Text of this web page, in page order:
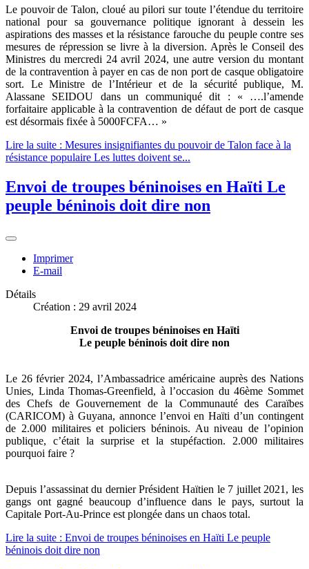
Le pouvoir de Talon, cloué au pilori sur toute l’étendue du territoire
national pour sa gouvernance politique ignorant à dessein les
aspirations des masses et la résistance farouche du peuple contre ses
mesures de répression se livre à la diversion. Après le Conseil des
Ministres du mercredi 24 avril 2024, une autre version du montant
de la contravention à payer en cas de non port de casque obligatoire
sort. Le Ministre de l’Intérieur et de la sécurité publique, M.
Alassane SEIDOU dans un communiqué dit : « ….l’amende
forfaitaire applicable à la contravention de défaut de port de casque
est désormais fixée à 5000FCFA… »
Lire la suite : Mesures insignifiantes du pouvoir de Talon face à la
résistance populaire Les luttes doivent se...
Envoi de troupes béninoises en Haïti Le
peuple béninois doit dire non
Imprimer
E-mail
Détails
Création : 29 avril 2024
Envoi de troupes béninoises en Haïti
Le peuple béninois doit dire non
Le 26 février 2024, l’Ambassadrice américaine auprès des Nations
Unies, Linda Thomas-Greenfield, à l’occasion du 46ème Sommet
des Chefs de Gouvernement de la Communauté des Caraïbes
(CARICOM) à Guyana, annonce l’envoi en Haïti d’un contingent
de 2.000 militaires et policiers béninois. Au niveau de l’opinion
publique, c’était la surprise et la stupéfaction. 2.000 militaires
pourquoi faire ?
Depuis l’assassinat du dernier Président Haïtien le 7 juillet 2021, les
gangs ont gagné beaucoup d’influence dans le pays, surtout la
Capitale Port-Au-Prince est plongée dans un chaos total.
Lire la suite : Envoi de troupes béninoises en Haïti Le peuple
béninois doit dire non